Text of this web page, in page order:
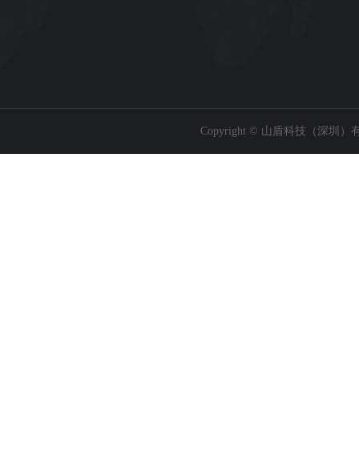
Copyright © 山盾科技（深圳）